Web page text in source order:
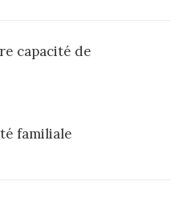
capacité de
familiale